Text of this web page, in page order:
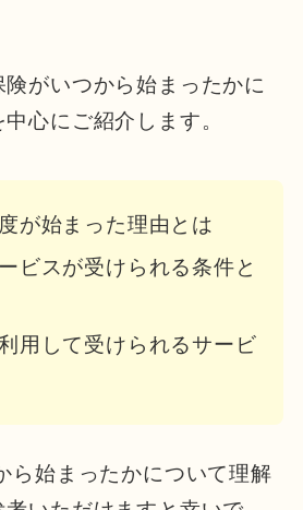
がいつから始まったかに
心にご紹介します。
が始まった理由とは
ビスが受けられる条件と
用して受けられるサービ
ら始まったかについて理解